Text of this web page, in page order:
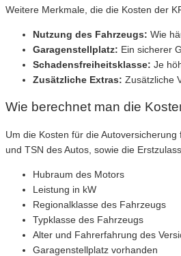
Weitere Merkmale, die die Kosten der
Nutzung des Fahrzeugs: Wie
Garagenstellplatz: Ein sicherer
Schadensfreiheitsklasse: Je
Zusätzliche Extras: Zusätzliche
Wie berechnet man die
Um die Kosten für die
und TSN des Autos, sowie die
Hubraum des Motors
Leistung in kW
Regionalklasse des Fahrzeugs
Typklasse des Fahrzeugs
Alter und Fahrerfahrung des
Garagenstellplatz vorhanden